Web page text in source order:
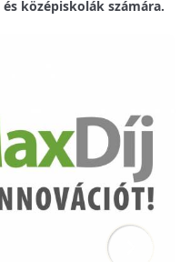
középiskolák számára.